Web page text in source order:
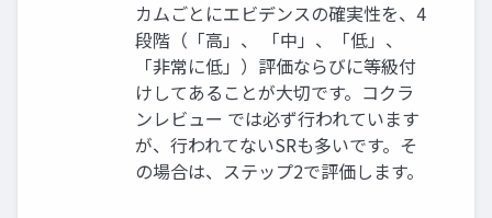
カムごとにエビデンスの確実性を、4
段階（「高」、 「中」、「低」、
「非常に低」）評価ならびに等級付
けしてあることが大切です。コクラ
ンレビュー では必ず行われています
が、行われてないSRも多いです。そ
の場合は、ステップ2で評価します。